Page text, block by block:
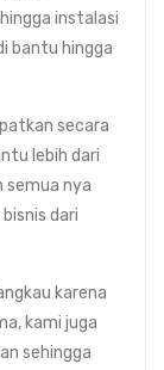
instalasi
bantu hingga
secara
lebih dari
semua nya
dari
karena
kami juga
sehingga